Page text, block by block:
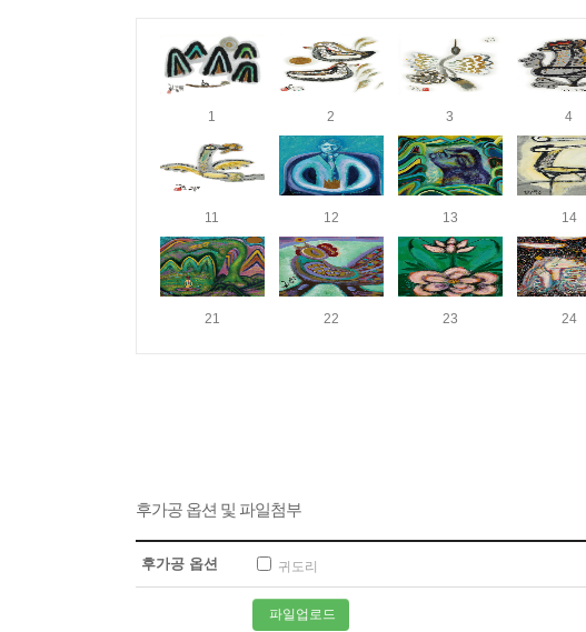
1 2 3 4
11 12 13 14
21 22 23 24
후가공 옵션 및 파일첨부
후가공 옵션 귀도리
파일업로드